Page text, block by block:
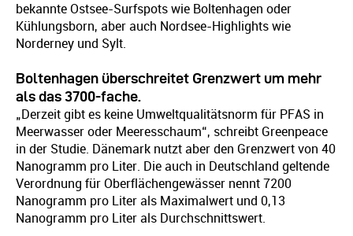
bekannte Ostsee-Surfspots wie Boltenhagen oder
Kühlungsborn, aber auch Nordsee-Highlights wie
Norderney und Sylt.
Boltenhagen überschreitet Grenzwert um mehr
als das 3700-fache.
„Derzeit gibt es keine Umweltqualitätsnorm für PFAS in
Meerwasser oder Meeresschaum“, schreibt Greenpeace
in der Studie. Dänemark nutzt aber den Grenzwert von 40
Nanogramm pro Liter. Die auch in Deutschland geltende
Verordnung für Oberflächengewässer nennt 7200
Nanogramm pro Liter als Maximalwert und 0,13
Nanogramm pro Liter als Durchschnittswert.